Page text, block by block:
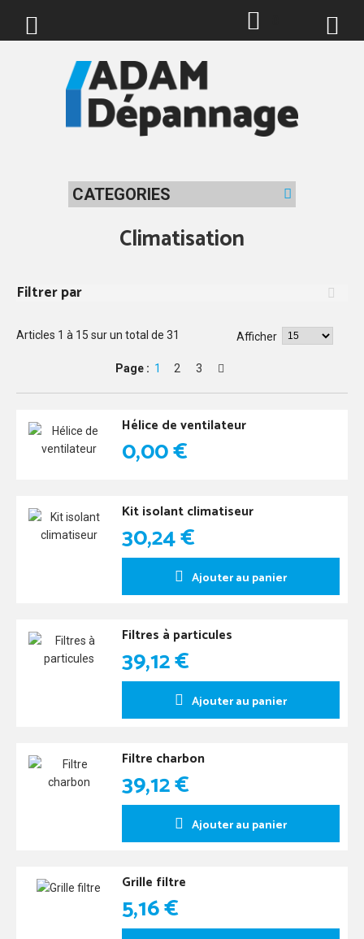
CATEGORIES
Climatisation
Filtrer par
Articles 1 à 15 sur un total de 31 Afficher
Page : 1 2 3
Hélice de ventilateur
0,00 €
Kit isolant climatiseur
30,24 €
Ajouter au panier
Filtres à particules
39,12 €
Ajouter au panier
Filtre charbon
39,12 €
Ajouter au panier
Grille filtre
5,16 €